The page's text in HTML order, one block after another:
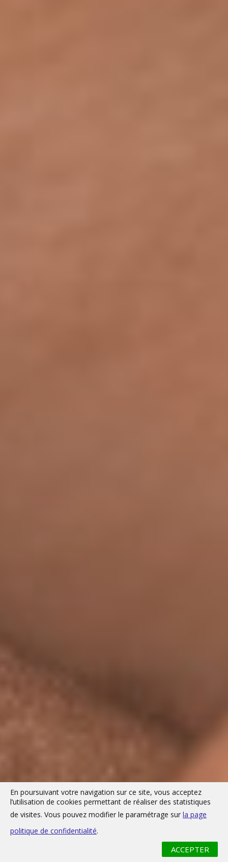
En poursuivant votre navigation sur ce site, vous acceptez
l’utilisation de cookies permettant de réaliser des statistiques
de visites. Vous pouvez modifier le paramétrage sur la page
politique de confidentialité.
ACCEPTER